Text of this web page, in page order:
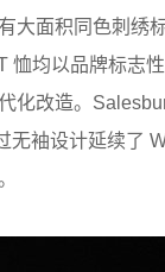
大面积同色刺绣
恤均以品牌标志
化改造。
无袖设计延续了